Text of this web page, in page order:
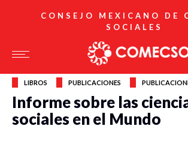
CONSEJO MEXICANO DE
SOCIALES
LIBROS PUBLICACIONES
Informe sobre las
sociales en el Mundo